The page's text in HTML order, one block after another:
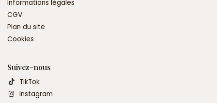
Informations légales
CGV
Plan du site
Cookies
Suivez-nous
TikTok
Instagram